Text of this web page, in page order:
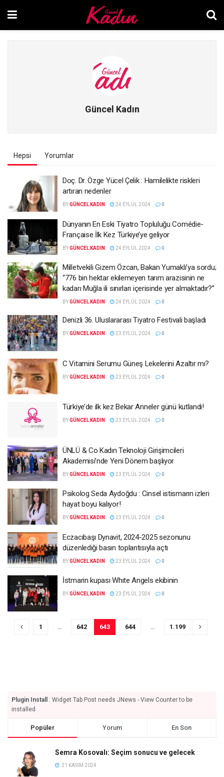
Güncel Kadın
Hepsi Yorumlar
Doç. Dr. Özge Yücel Çelik : Hamilelikte riskleri
artıran nedenler
BYGÜNCEL KADIN 24 EYLÜL 2024 0
Dünyanın En Eski Tiyatro Topluluğu Comédie-
Française İlk Kez Türkiye’ye geliyor
BYGÜNCEL KADIN 24 EYLÜL 2024 0
Milletvekili Gizem Özcan, Bakan Yumaklı’ya sordu;
“776 bin hektar ekilemeyen tarım arazisinin ne
kadarı Muğla ili sınırları içerisinde yer almaktadır?”
BYGÜNCEL KADIN 24 EYLÜL 2024 0
Denizli 36. Uluslararası Tiyatro Festivali başladı
BYGÜNCEL KADIN 23 EYLÜL 2024 0
C Vitamini Serumu Güneş Lekelerini Azaltır mı?
BYGÜNCEL KADIN 23 EYLÜL 2024 0
Türkiye’de ilk kez Bekar Anneler günü kutlandı!
BYGÜNCEL KADIN 23 EYLÜL 2024 0
ÜNLÜ & Co Kadın Teknoloji Girişimcileri
Akademisi’nde Yeni Dönem başlıyor
BYGÜNCEL KADIN 23 EYLÜL 2024 0
Psikolog Seda Aydoğdu : Cinsel istismarın izleri
hayat boyu kalıyor!
BYGÜNCEL KADIN 23 EYLÜL 2024 0
Eczacıbaşı Dynavit, 2024-2025 sezonunu
düzenlediği basın toplantısıyla açtı
BYGÜNCEL KADIN 23 EYLÜL 2024 0
İstmarin kupası Whıte Angels ekibinin
BYGÜNCEL KADIN 23 EYLÜL 2024 0
1 642 643 644 1.199
Plugin Install
: Widget Tab Post needs JNews - View Counter to be
installed
Popüler Yorum En Son
Semra Kosovalı: Seçim sonucu ve gelecek
21 KASIM 2024